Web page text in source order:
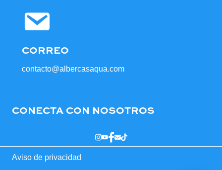
CORREO
contacto@albercasaqua.com
CONECTA CON NOSOTROS
Aviso de privacidad